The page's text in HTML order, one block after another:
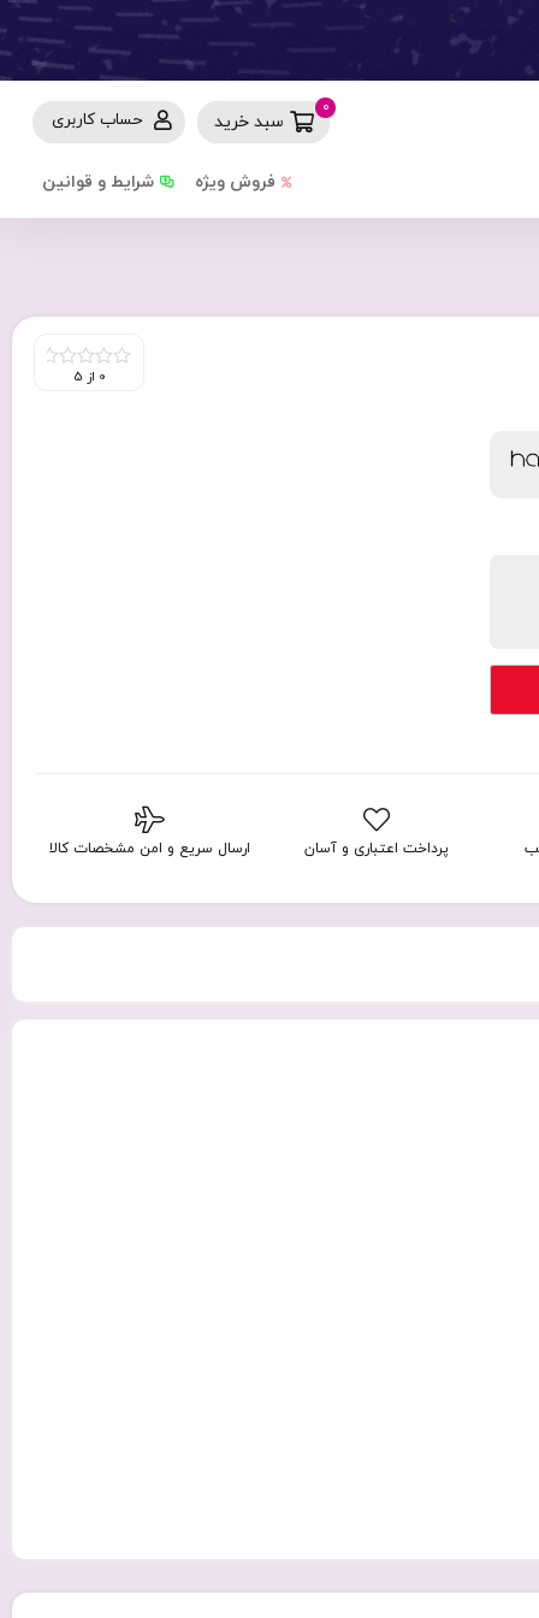
حساب کاربری سبد خرید
0
شرایط و قوانین فروش ویژه
0 از 5
پرداخت اعتباری و آسان ارسال سریع و امن مشخصات کالا